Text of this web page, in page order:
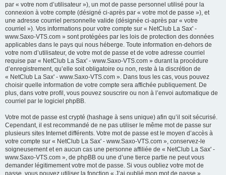
par « votre nom d’utilisateur »), un mot de passe personnel utilisé pour la
connexion à votre compte (désigné ci-après par « votre mot de passe »), et
une adresse courriel personnelle valide (désignée ci-après par « votre
courriel »). Vos informations pour votre compte sur « NetClub La Sax' -
www.Saxo-VTS.com » sont protégées par les lois de protection des données
applicables dans le pays qui nous héberge. Toute information en-dehors de
votre nom d’utilisateur, de votre mot de passe et de votre adresse courriel
requise par « NetClub La Sax' - www.Saxo-VTS.com » durant la procédure
d’enregistrement, qu’elle soit obligatoire ou non, reste à la discrétion de
« NetClub La Sax' - www.Saxo-VTS.com ». Dans tous les cas, vous pouvez
choisir quelle information de votre compte sera affichée publiquement. De
plus, dans votre profil, vous pouvez souscrire ou non à l’envoi automatique de
courriel par le logiciel phpBB.
Votre mot de passe est crypté (hashage à sens unique) afin qu’il soit sécurisé.
Cependant, il est recommandé de ne pas utiliser le même mot de passe sur
plusieurs sites Internet différents. Votre mot de passe est le moyen d’accès à
votre compte sur « NetClub La Sax' - www.Saxo-VTS.com », conservez-le
soigneusement et en aucun cas une personne affiliée de « NetClub La Sax' -
www.Saxo-VTS.com », de phpBB ou une d’une tierce partie ne peut vous
demander légitimement votre mot de passe. Si vous oubliez votre mot de
passe, vous pouvez utiliser la fonction « J’ai oublié mon mot de passe »